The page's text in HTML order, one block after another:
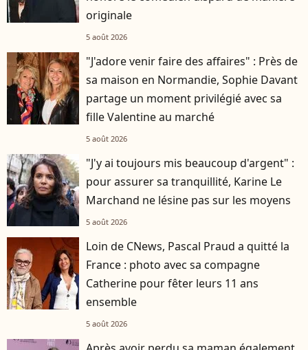
originale
5 août 2026
"J'adore venir faire des affaires" : Près de
sa maison en Normandie, Sophie Davant
partage un moment privilégié avec sa
fille Valentine au marché
5 août 2026
"J'y ai toujours mis beaucoup d'argent" :
pour assurer sa tranquillité, Karine Le
Marchand ne lésine pas sur les moyens
5 août 2026
Loin de CNews, Pascal Praud a quitté la
France : photo avec sa compagne
Catherine pour fêter leurs 11 ans
ensemble
5 août 2026